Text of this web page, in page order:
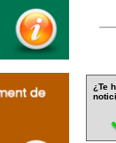
¿Te